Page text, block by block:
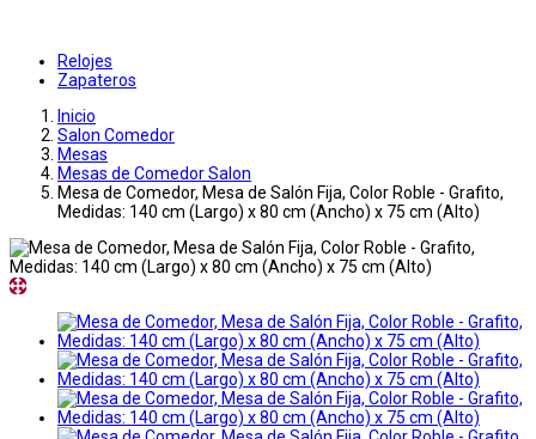
Relojes
Zapateros
Inicio
Salon Comedor
Mesas
Mesas de Comedor Salon
Mesa de Comedor, Mesa de Salón Fija, Color Roble - Grafito,
Medidas: 140 cm (Largo) x 80 cm (Ancho) x 75 cm (Alto)